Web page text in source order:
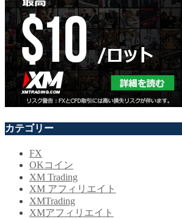
カテゴリー
FX
OKコイン
XM Trading
XM アフィリエイト
XMTrading
XMアフィリエイト